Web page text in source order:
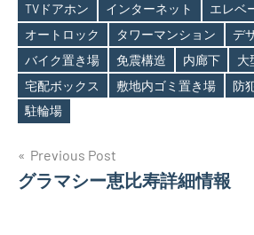
Tags
TVドアホン
インターネット
エレベ
オートロック
タワーマンション
デ
バイク置き場
免震構造 内廊下
大
宅配ボックス
敷地内ゴミ置き場 防
駐輪場
投
稿
Previous Post
グラマシー恵比寿詳細情報